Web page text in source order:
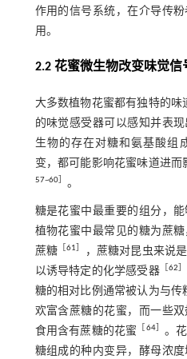
作用的信号系统，在介导传
用。
2.2 花蜜微生物改变味觉
大多数植物花蜜都有独特的味
的味觉感受器可以感知并表
生物的存在对糖和氨基酸组
变，都可能影响花蜜味道进
57~60］ 。
糖是花蜜中最重要的组分，
植物花蜜中最常见的糖为蔗
蔗糖［61
，蔗糖对昆虫来说
以诱导特定的化学感受器［ 62
糖的相对比例通常被认为与传
欢富含蔗糖的花蜜，而一些
食用含有蔗糖的花蜜
64］ 。
糖组成的种内变异，酵母浓